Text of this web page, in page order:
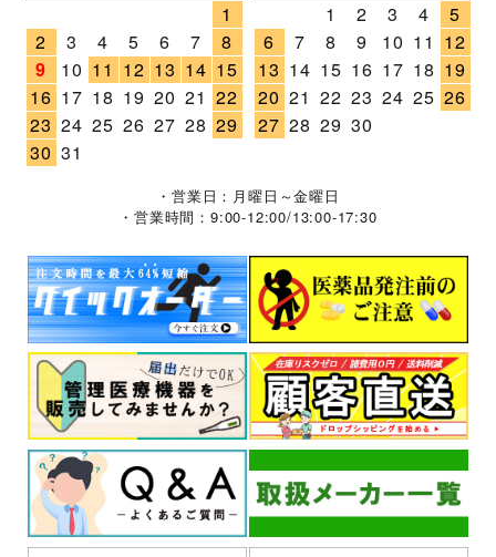
1
2
3 4 5 6 7
8
9
10 11 12 13 14 15
16 17 18 19 20 21 22
23 24 25 26 27 28 29
30 31
1
2 3 4
5
6
7 8 9 10 11 12
13 14 15 16 17 18 19
20 21 22 23 24 25 26
27 28 29 30
・営業日：月曜日～金曜日
・営業時間：9:00-12:00/13:00-17:30